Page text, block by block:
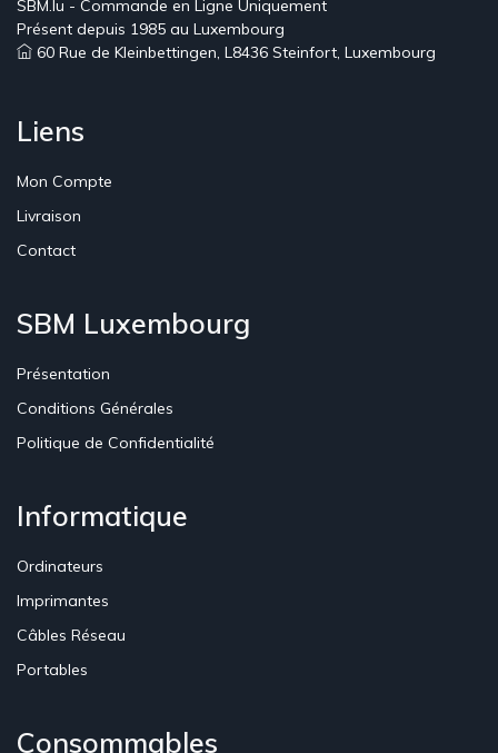
SBM.lu - Commande en Ligne Uniquement
Présent depuis 1985 au Luxembourg
60 Rue de Kleinbettingen, L8436 Steinfort, Luxembourg
Liens
Mon Compte
Livraison
Contact
SBM Luxembourg
Présentation
Conditions Générales
Politique de Confidentialité
Informatique
Ordinateurs
Imprimantes
Câbles Réseau
Portables
Consommables